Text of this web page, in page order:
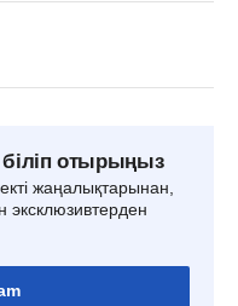
отырыңыз
жаңалықтарынан,
эксклюзивтерден